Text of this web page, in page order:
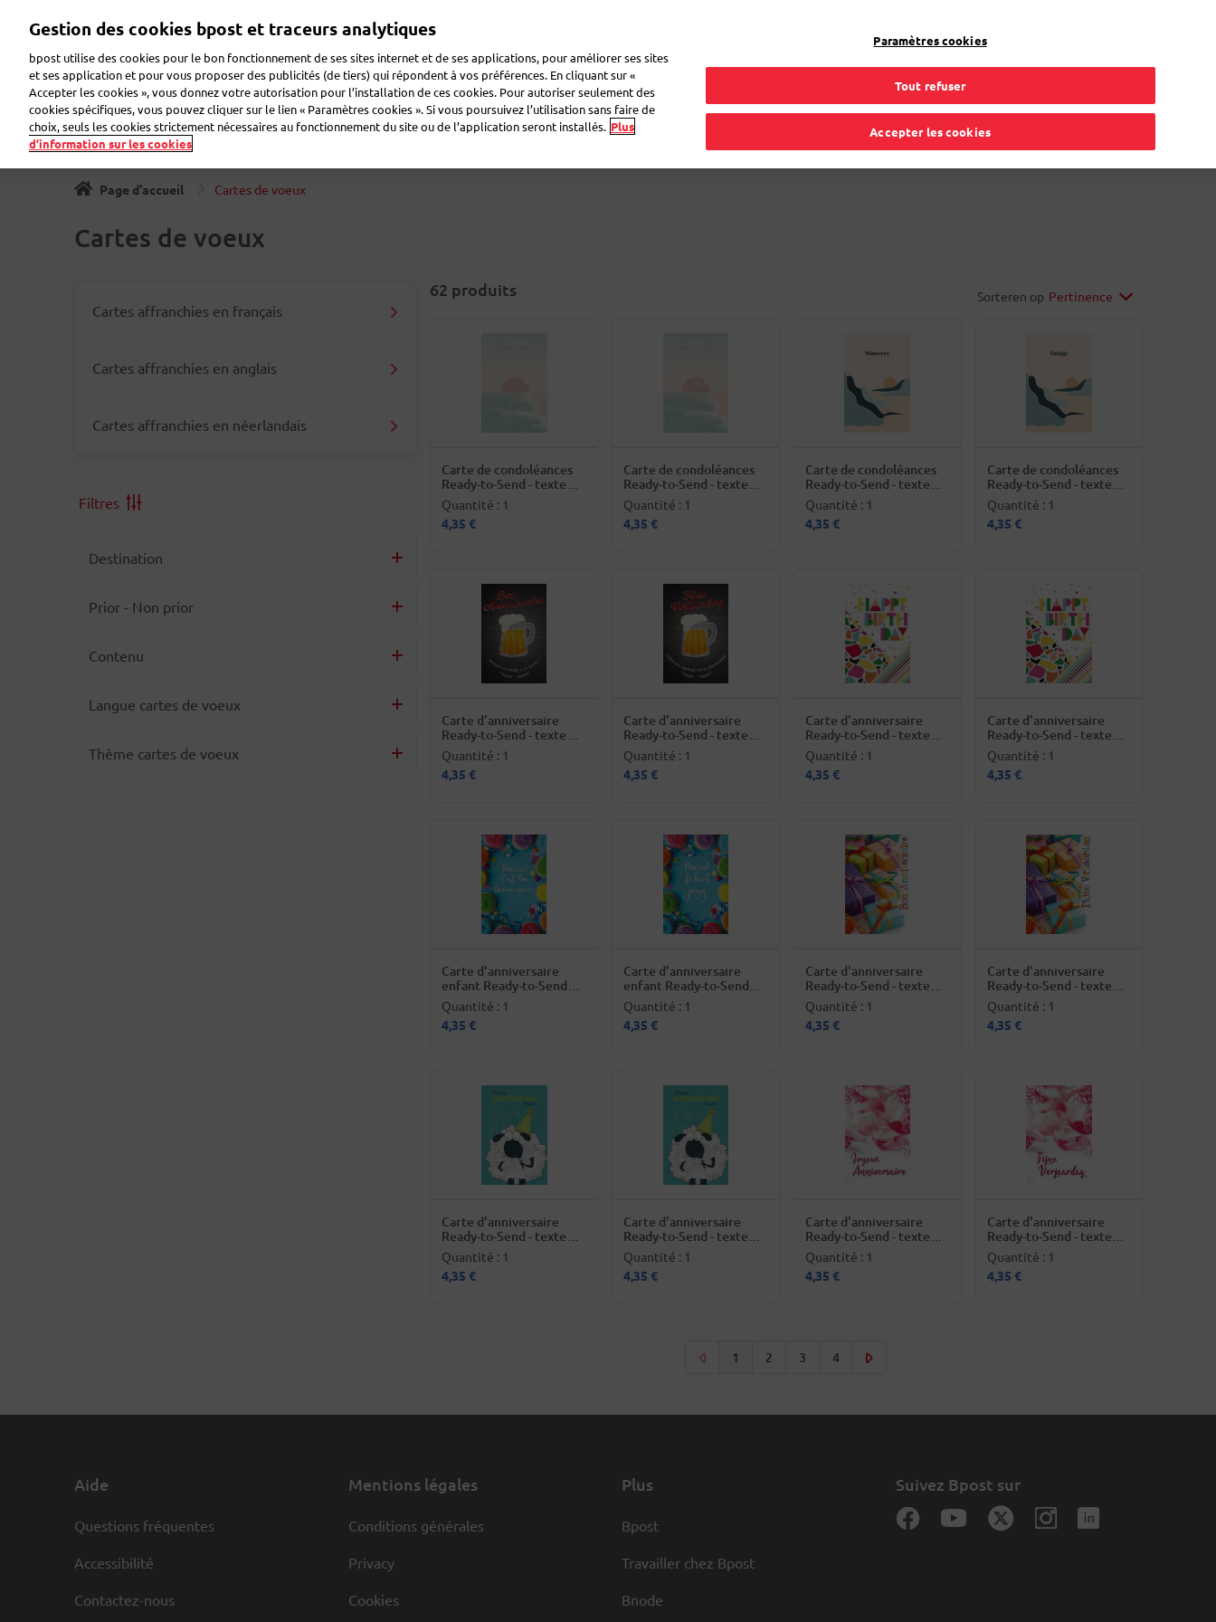
principal
Bienvenue sur eShop
Zoeken
Mon compte
Timbres Collectionneur Cartes de voeux Etiquettes pour colis Enveloppes & boîtes Cahiers Atoma Déménagement Carte de procuration Solutions en ligne
Page d'accueil Cartes de voeux
Cartes de voeux
Cartes affranchies en français
Cartes affranchies en anglais
Cartes affranchies en néerlandais
Filtres
Sorteren op
Destination
Prior - Non prior
Contenu
Langue cartes de voeux
Thème cartes de voeux
62 produits
Carte de condoléances
Ready-to-Send - texte
français
Quantité : 1
4,35 €
Carte de condoléances
Ready-to-Send - texte
néerlandais
Quantité : 1
4,35 €
Carte de condoléances
Ready-to-Send - texte
français
Quantité : 1
4,35 €
Carte de condoléances
Ready-to-Send - texte
néerlandais
Quantité : 1
4,35 €
Carte d'anniversaire
Ready-to-Send - texte
français
Quantité : 1
4,35 €
Carte d'anniversaire
Ready-to-Send - texte
néerlandais
Quantité : 1
4,35 €
Carte d'anniversaire
Ready-to-Send - texte
anglais
Quantité : 1
4,35 €
Carte d'anniversaire
Ready-to-Send - texte
anglais
Quantité : 1
4,35 €
Carte d'anniversaire
enfant Ready-to-Send -
texte français
Quantité : 1
4,35 €
Carte d'anniversaire
enfant Ready-to-Send -
texte néerlandais
Quantité : 1
4,35 €
Carte d'anniversaire
Ready-to-Send - texte
français
Quantité : 1
4,35 €
Carte d'anniversaire
Ready-to-Send - texte
néerlandais
Quantité : 1
4,35 €
Carte d'anniversaire
Ready-to-Send - texte
néerlandais
Quantité : 1
4,35 €
Carte d'anniversaire
Ready-to-Send - texte
français
Quantité : 1
4,35 €
Carte d'anniversaire
Ready-to-Send - texte
français
Quantité : 1
4,35 €
Carte d'anniversaire
Ready-to-Send - texte
néerlandais
Quantité : 1
4,35 €
Page
1 Page
2 Page
3 Page
4
Aide
Questions fréquentes
Accessibilité
Contactez-nous
Mentions légales
Conditions générales
Privacy
Cookies
Plus
Bpost
Travailler chez Bpost
Bnode
Suivez Bpost sur
Gestion des cookies bpost et traceurs analytiques
bpost utilise des cookies pour le bon fonctionnement de ses sites internet et de ses applications, pour améliorer ses sites
et ses application et pour vous proposer des publicités (de tiers) qui répondent à vos préférences. En cliquant sur «
Accepter les cookies », vous donnez votre autorisation pour l’installation de ces cookies. Pour autoriser seulement des
cookies spécifiques, vous pouvez cliquer sur le lien « Paramètres cookies ». Si vous poursuivez l’utilisation sans faire de
choix, seuls les cookies strictement nécessaires au fonctionnement du site ou de l’application seront installés. Plus
d’information sur les cookies
Paramètres cookies
Tout refuser
Accepter les cookies